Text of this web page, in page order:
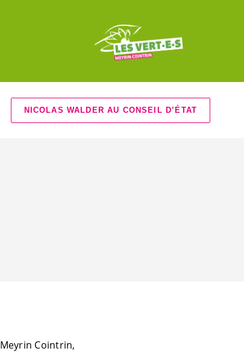
NICOLAS WALDER AU CONSEIL D’ÉTAT
Cointrin,